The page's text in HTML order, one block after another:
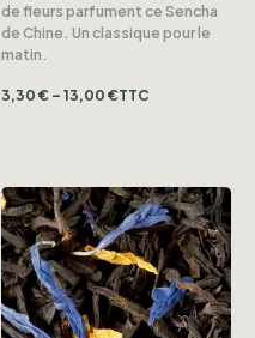
de fleurs parfument ce Sencha
de Chine. Un classique pour le
matin.
3,30 € – 13,00 €TTC